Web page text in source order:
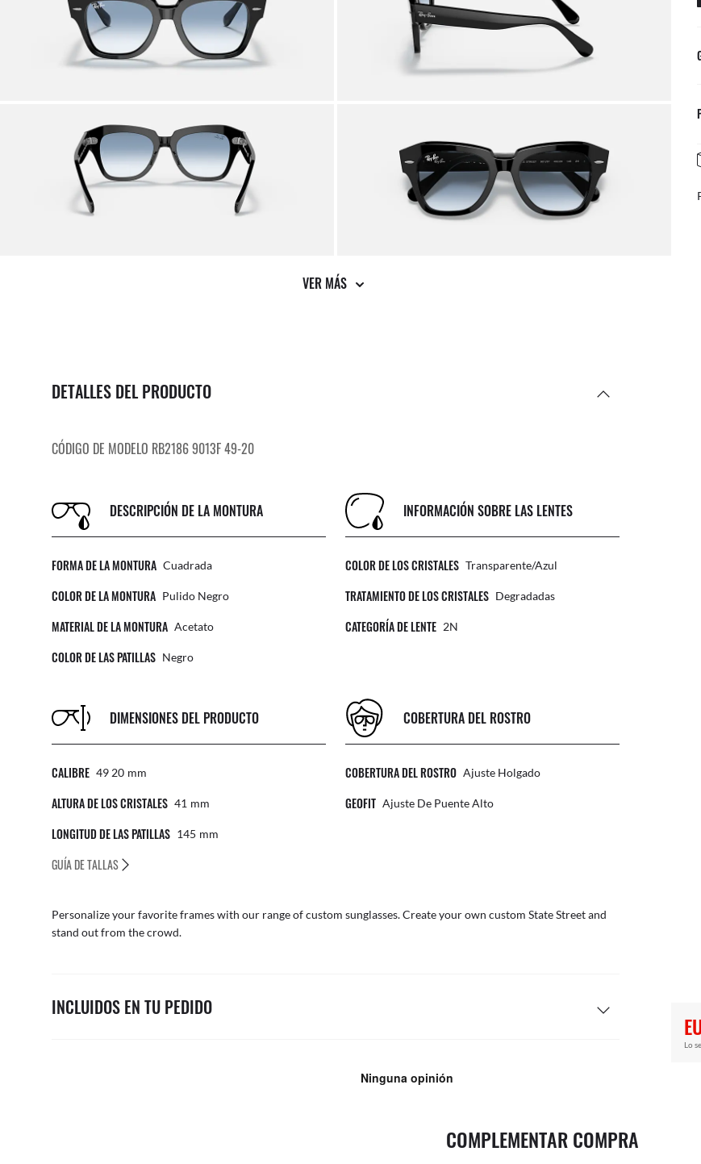
VER MÁS
DETALLES DEL PRODUCTO
CÓDIGO DE MODELO RB2186 9013F 49-20
DESCRIPCIÓN DE LA MONTURA
FORMA DE LA MONTURA Cuadrada
COLOR DE LA MONTURA Pulido Negro
MATERIAL DE LA MONTURA Acetato
COLOR DE LAS PATILLAS Negro
INFORMACIÓN SOBRE LAS LENTES
COLOR DE LOS CRISTALES Transparente/Azul
TRATAMIENTO DE LOS CRISTALES Degradadas
CATEGORÍA DE LENTE 2N
DIMENSIONES DEL PRODUCTO
CALIBRE 49 20 Mm
ALTURA DE LOS CRISTALES 41 Mm
LONGITUD DE LAS PATILLAS 145 Mm
GUÍA DE TALLAS
COBERTURA DEL ROSTRO
COBERTURA DEL ROSTRO Ajuste Holgado
GEOFIT Ajuste De Puente Alto
Personalize your favorite frames with our range ofcustom sunglasses. Create your own custom State Streetand
stand out from the crowd.
INCLUIDOS EN TU PEDIDO
SERVICIOS EN TIENDA
el asesoramiento de nuestro equipo de expertos
DEVOLUCIONES GRATIS
Lo
COMPLEMENTAR COMPRA